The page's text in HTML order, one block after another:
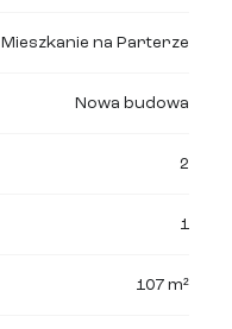
Mieszkanie na Parterze
Nowa budowa
2
1
107 m²